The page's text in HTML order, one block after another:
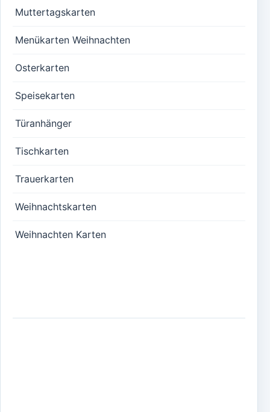
Muttertagskarten
Menükarten Weihnachten
Osterkarten
Speisekarten
Türanhänger
Tischkarten
Trauerkarten
Weihnachtskarten
Weihnachten Karten